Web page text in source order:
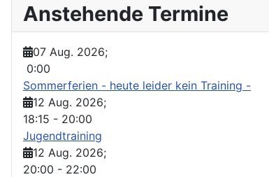
Anstehende Termine
07 Aug. 2026;
0:00
Sommerferien - heute leider kein Training -
12 Aug. 2026;
18:15 - 20:00
Jugendtraining
12 Aug. 2026;
20:00 - 22:00